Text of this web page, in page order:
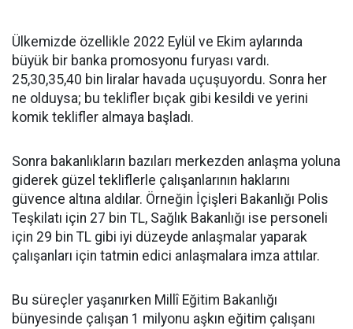
Ülkemizde özellikle 2022 Eylül ve Ekim aylarında
büyük bir banka promosyonu furyası vardı.
25,30,35,40 bin liralar havada uçuşuyordu. Sonra her
ne olduysa; bu teklifler bıçak gibi kesildi ve yerini
komik teklifler almaya başladı.
Sonra bakanlıkların bazıları merkezden anlaşma yoluna
giderek güzel tekliflerle çalışanlarının haklarını
güvence altına aldılar. Örneğin İçişleri Bakanlığı Polis
Teşkilatı için 27 bin TL, Sağlık Bakanlığı ise personeli
için 29 bin TL gibi iyi düzeyde anlaşmalar yaparak
çalışanları için tatmin edici anlaşmalara imza attılar.
Bu süreçler yaşanırken Millî Eğitim Bakanlığı
bünyesinde çalışan 1 milyonu aşkın eğitim çalışanı